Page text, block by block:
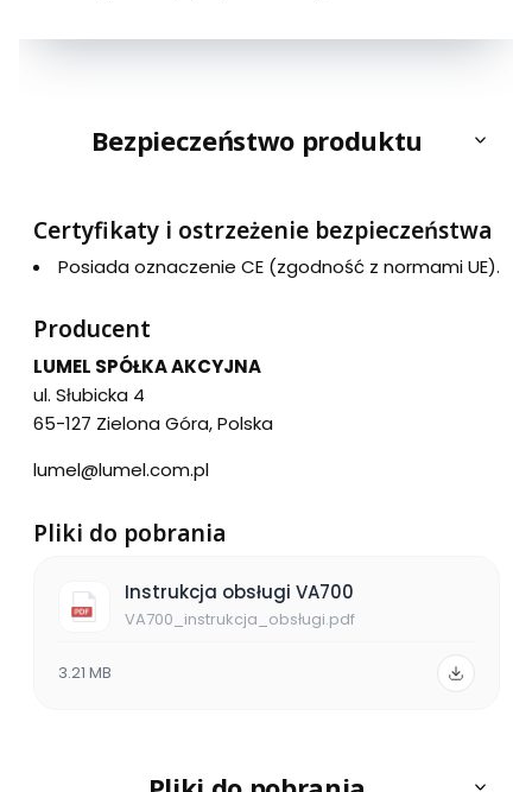
Bezpieczeństwo produktu
Certyfikaty i ostrzeżenie bezpieczeństwa
Posiada oznaczenie CE (zgodność z normami UE).
Producent
LUMEL SPÓŁKA AKCYJNA
ul. Słubicka 4
65-127 Zielona Góra, Polska
lumel@lumel.com.pl
Pliki do pobrania
VA700_instrukcja_obsługi.pdf
3.21 MB
Instrukcja obsługi VA700